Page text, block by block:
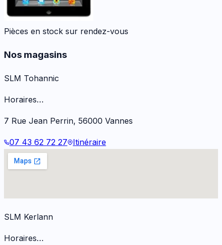
Pièces en stock sur rendez-vous
Nos magasins
SLM Tohannic
Horaires…
7 Rue Jean Perrin, 56000 Vannes
07 43 62 72 27 Itinéraire
SLM Kerlann
Horaires…